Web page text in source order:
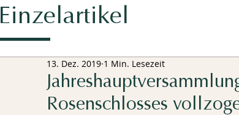
Einzelartikel
Rosenschlosses
13. Dez. 2019 1 Min. Lesezeit